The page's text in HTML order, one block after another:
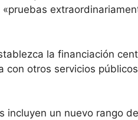
la financiación
con otros servicios
incluyen un nuevo rango